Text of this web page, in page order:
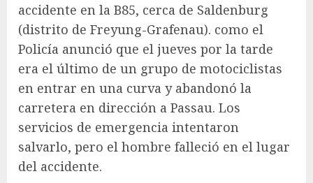
accidente en la B85, cerca de Saldenburg
(distrito de Freyung-Grafenau). como el
Policía anunció que el jueves por la tarde
era el último de un grupo de motociclistas
en entrar en una curva y abandonó la
carretera en dirección a Passau. Los
servicios de emergencia intentaron
salvarlo, pero el hombre falleció en el lugar
del accidente.